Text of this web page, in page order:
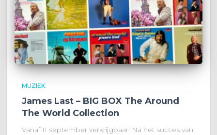
MUZIEK
James Last – BIG BOX The Around
The World Collection
Vanaf 11 september verkrijgbaar! Na het succes van